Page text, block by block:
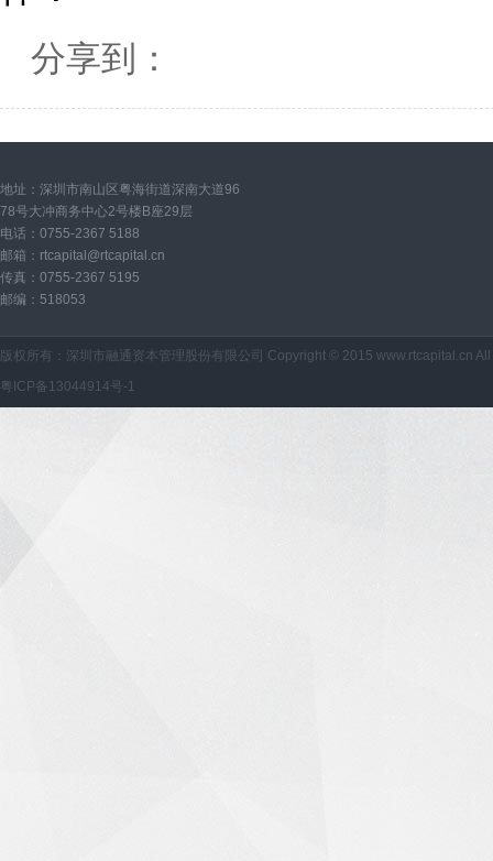
分享到：
地址：深圳市南山区粤海街道深南大道96
78号大冲商务中心2号楼B座29层
电话：0755-2367 5188
邮箱： rtcapital@rtcapital.cn
传真：0755-2367 5195
邮编：518053
版权所有：深圳市融通资本管理股份有限公司 Copyright © 2015 www.rtcapital.cn
粤ICP备13044914号-1